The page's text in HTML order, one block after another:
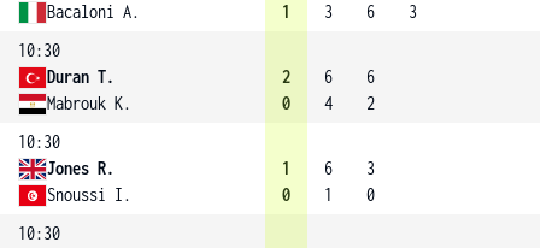
Bacaloni A.
1
3
6
3
10:30
Duran T.
Mabrouk K.
2
0
6
4
6
2
10:30
Jones R.
Snoussi I.
1
0
6
1
3
0
10:30